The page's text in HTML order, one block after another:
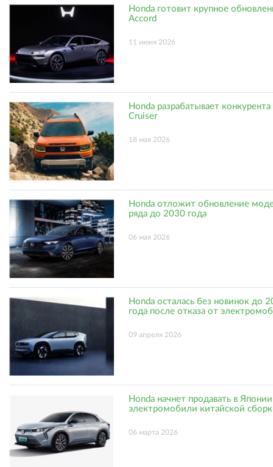
Honda готовит крупное
Accord
11 июня 2026
Honda разрабатывает конкурента
Cruiser
18 мая 2026
Honda отложит обновление
ряда до 2030 года
06 мая 2026
Honda осталась без новинок до
года после отказа от
09 апреля 2026
Honda начнет продавать в Японии
электромобили китайской
06 марта 2026